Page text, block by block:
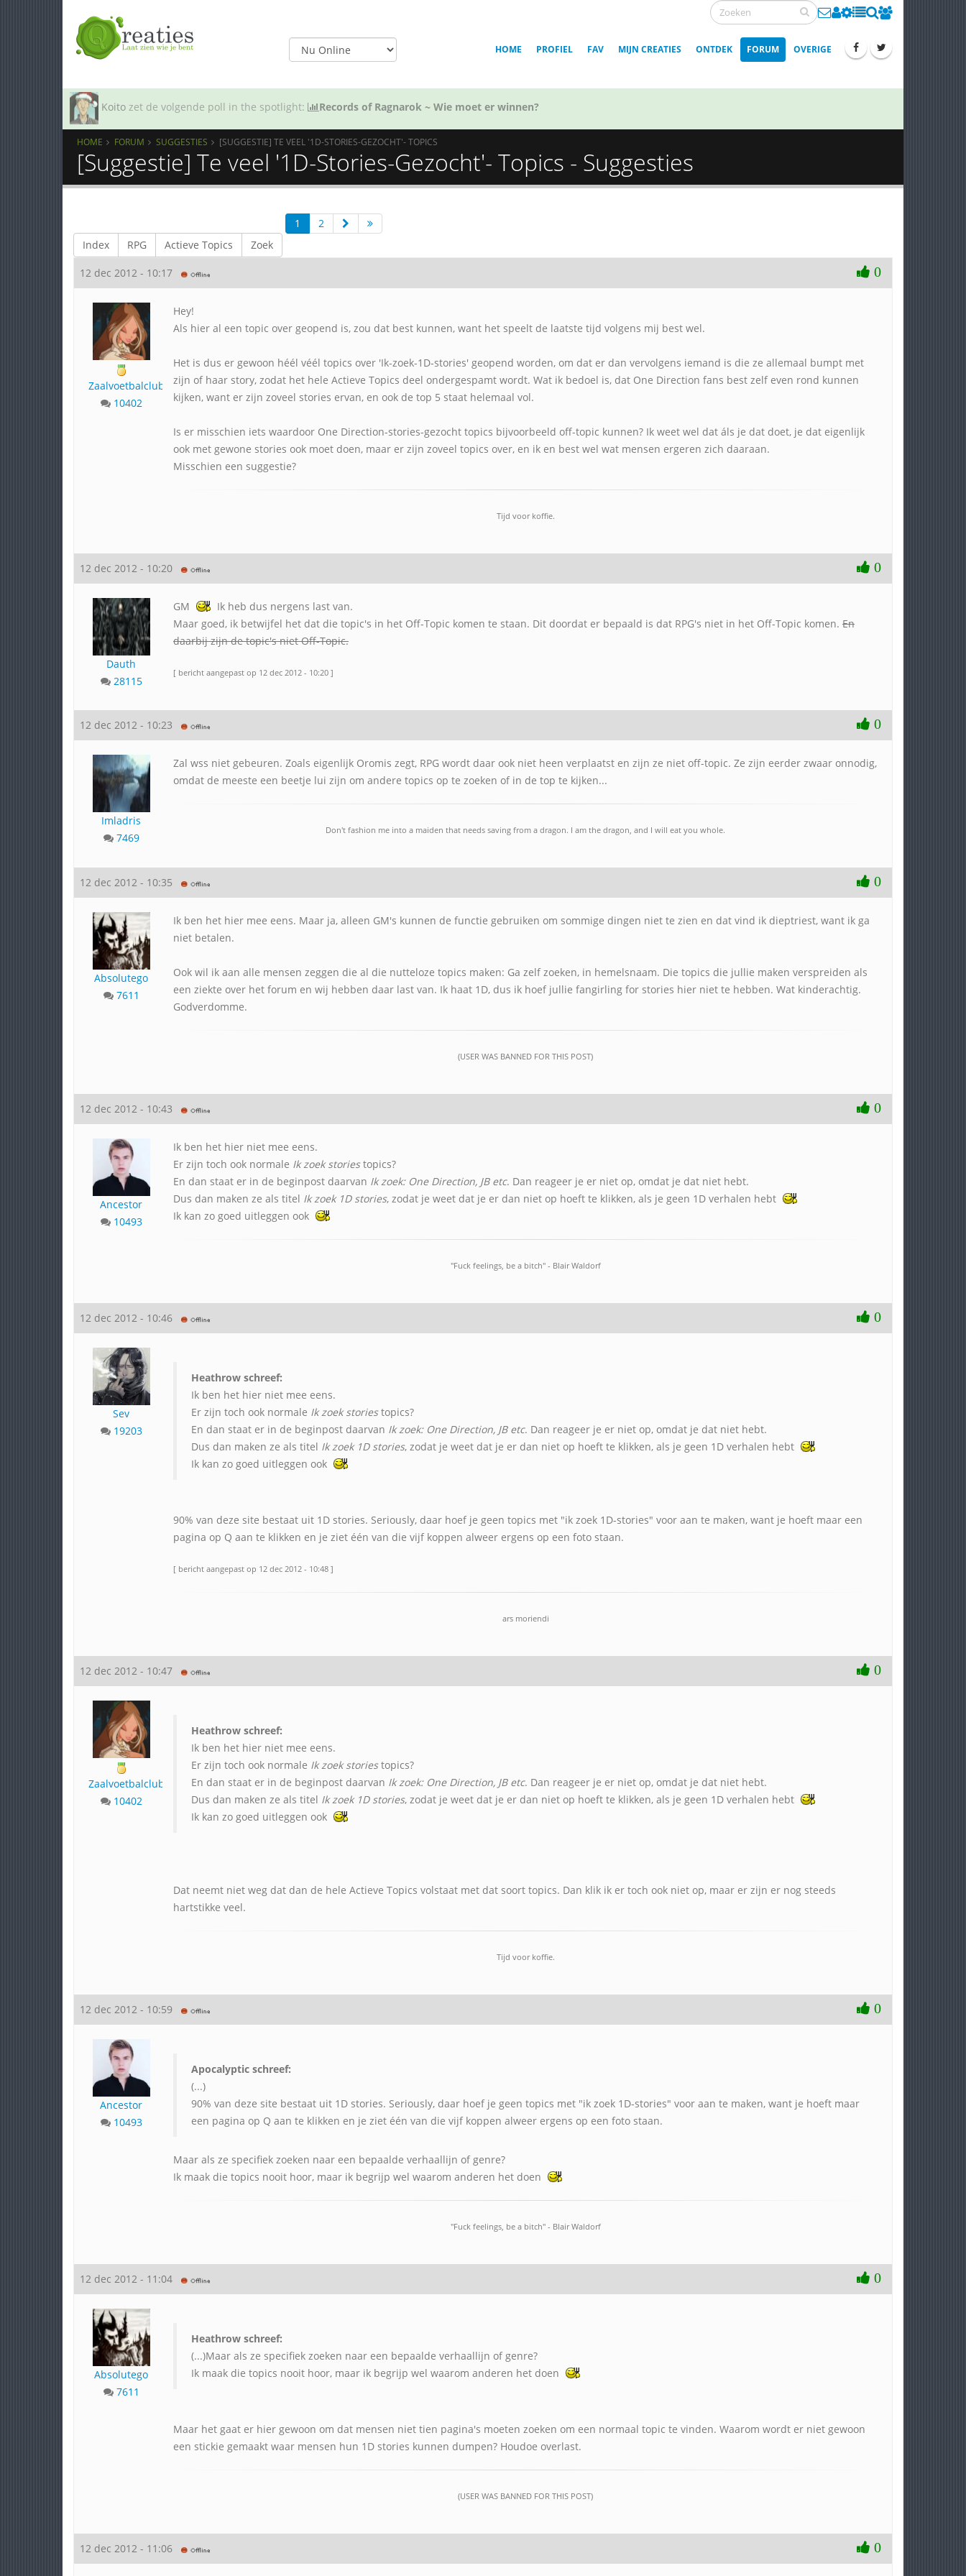
HOME PROFIEL FAV MIJN CREATIES ONTDEK FORUM OVERIGE
Koito zet de volgende poll in the spotlight: Voor welk team in Golden Kamuy ben jij?
HOME FORUM SUGGESTIES [SUGGESTIE] TE VEEL '1D-STORIES-GEZOCHT'- TOPICS
[Suggestie] Te veel '1D-Stories-Gezocht'- Topics - Suggesties
Index RPG Actieve Topics Zoek
1 2
12 dec 2012 - 10:17 0
Zaalvoetbalclub
10402
Hey!
Als hier al een topic over geopend is, zou dat best kunnen, want het speelt de laatste tijd volgens mij best wel.
Het is dus er gewoon héél véél topics over 'Ik-zoek-1D-stories' geopend worden, om dat er dan vervolgens iemand is die ze allemaal bumpt met
zijn of haar story, zodat het hele Actieve Topics deel ondergespamt wordt. Wat ik bedoel is, dat One Direction fans best zelf even rond kunnen
kijken, want er zijn zoveel stories ervan, en ook de top 5 staat helemaal vol.
Is er misschien iets waardoor One Direction-stories-gezocht topics bijvoorbeeld off-topic kunnen? Ik weet wel dat áls je dat doet, je dat eigenlijk
ook met gewone stories ook moet doen, maar er zijn zoveel topics over, en ik en best wel wat mensen ergeren zich daaraan.
Misschien een suggestie?
Tijd voor koffie.
12 dec 2012 - 10:20 0
Dauth
28115
GM
Ik heb dus nergens last van.
Maar goed, ik betwijfel het dat die topic's in het Off-Topic komen te staan. Dit doordat er bepaald is dat RPG's niet in het Off-Topic komen. En
daarbij zijn de topic's niet Off-Topic.
[ bericht aangepast op 12 dec 2012 - 10:20 ]
12 dec 2012 - 10:23 0
Imladris
7469
Zal wss niet gebeuren. Zoals eigenlijk Oromis zegt, RPG wordt daar ook niet heen verplaatst en zijn ze niet off-topic. Ze zijn eerder zwaar onnodig,
omdat de meeste een beetje lui zijn om andere topics op te zoeken of in de top te kijken...
Don't fashion me into a maiden that needs saving from a dragon. I am the dragon, and I will eat you whole.
12 dec 2012 - 10:35 0
Absolutego
7611
Ik ben het hier mee eens. Maar ja, alleen GM's kunnen de functie gebruiken om sommige dingen niet te zien en dat vind ik dieptriest, want ik ga
niet betalen.
Ook wil ik aan alle mensen zeggen die al die nutteloze topics maken: Ga zelf zoeken, in hemelsnaam. Die topics die jullie maken verspreiden als
een ziekte over het forum en wij hebben daar last van. Ik haat 1D, dus ik hoef jullie fangirling for stories hier niet te hebben. Wat kinderachtig.
Godverdomme.
(USER WAS BANNED FOR THIS POST)
12 dec 2012 - 10:43 0
Ancestor
10493
Ik ben het hier niet mee eens.
Er zijn toch ook normale Ik zoek storiestopics?
En dan staat er in de beginpost daarvan Ik zoek: One Direction, JB etc. Dan reageer je er niet op, omdat je dat niet hebt.
Dus dan maken ze als titel Ik zoek 1D stories, zodat je weet dat je er dan niet op hoeft te klikken, als je geen 1D verhalen hebt
Ik kan zo goed uitleggen ook
"Fuck feelings, be a bitch" - Blair Waldorf
12 dec 2012 - 10:46 0
Sev
19203
Heathrow schreef:
Ik ben het hier niet mee eens.
Er zijn toch ook normale Ik zoek storiestopics?
En dan staat er in de beginpost daarvan Ik zoek: One Direction, JB etc. Dan reageer je er niet op, omdat je dat niet hebt.
Dus dan maken ze als titel Ik zoek 1D stories, zodat je weet dat je er dan niet op hoeft te klikken, als je geen 1D verhalen hebt
Ik kan zo goed uitleggen ook
90% van deze site bestaat uit 1D stories. Seriously, daar hoef je geen topics met "ik zoek 1D-stories" voor aan te maken, want je hoeft maar een
pagina op Q aan te klikken en je ziet één van die vijf koppen alweer ergens op een foto staan.
[ bericht aangepast op 12 dec 2012 - 10:48 ]
ars moriendi
12 dec 2012 - 10:47 0
Zaalvoetbalclub
10402
Heathrow schreef:
Ik ben het hier niet mee eens.
Er zijn toch ook normale Ik zoek storiestopics?
En dan staat er in de beginpost daarvan Ik zoek: One Direction, JB etc. Dan reageer je er niet op, omdat je dat niet hebt.
Dus dan maken ze als titel Ik zoek 1D stories, zodat je weet dat je er dan niet op hoeft te klikken, als je geen 1D verhalen hebt
Ik kan zo goed uitleggen ook
Dat neemt niet weg dat dan de hele Actieve Topics volstaat met dat soort topics. Dan klik ik er toch ook niet op, maar er zijn er nog steeds
hartstikke veel.
Tijd voor koffie.
12 dec 2012 - 10:59 0
Ancestor
10493
Apocalyptic schreef:
(...)
90% van deze site bestaat uit 1D stories. Seriously, daar hoef je geen topics met "ik zoek 1D-stories" voor aan te maken, want je hoeft maar
een pagina op Q aan te klikken en je ziet één van die vijf koppen alweer ergens op een foto staan.
Maar als ze specifiek zoeken naar een bepaalde verhaallijn of genre?
Ik maak die topics nooit hoor, maar ik begrijp wel waarom anderen het doen
"Fuck feelings, be a bitch" - Blair Waldorf
12 dec 2012 - 11:04 0
Absolutego
7611
Heathrow schreef:
(...)Maar als ze specifiek zoeken naar een bepaalde verhaallijn of genre?
Ik maak die topics nooit hoor, maar ik begrijp wel waarom anderen het doen
Maar het gaat er hier gewoon om dat mensen niet tien pagina's moeten zoeken om een normaal topic te vinden. Waarom wordt er niet gewoon
een stickie gemaakt waar mensen hun 1D stories kunnen dumpen? Houdoe overlast.
(USER WAS BANNED FOR THIS POST)
12 dec 2012 - 11:06 0